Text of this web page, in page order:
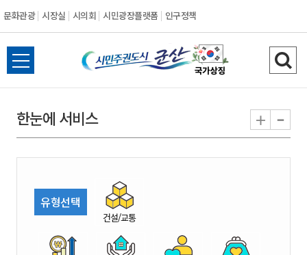
문화관광 시장실 시의회 시민광장플랫폼 인구정책
시
민
권
시
전
체
뉴
열
검
색
기
한눈에 서비스 + -
유형선택
건설/교통